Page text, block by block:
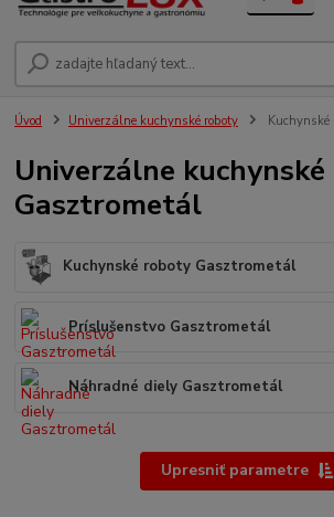
Úvod Univerzálne kuchynské roboty
Univerzálne
Gasztrometál
Kuchynské roboty Gasztrometál
Príslušenstvo Gasztrometál
Náhradné diely Gasztrometál
Upresniť parametre